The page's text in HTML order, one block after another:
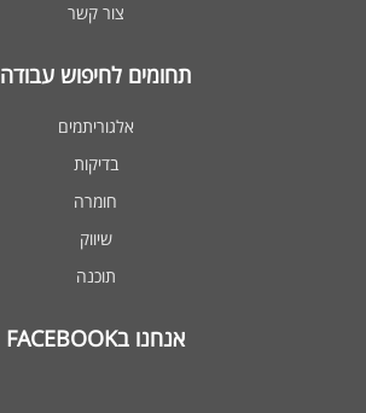
צור קשר
תחומים לחיפוש עבודה
אלגוריתמים
בדיקות
חומרה
שיווק
תוכנה
אנחנו בFACEBOOK